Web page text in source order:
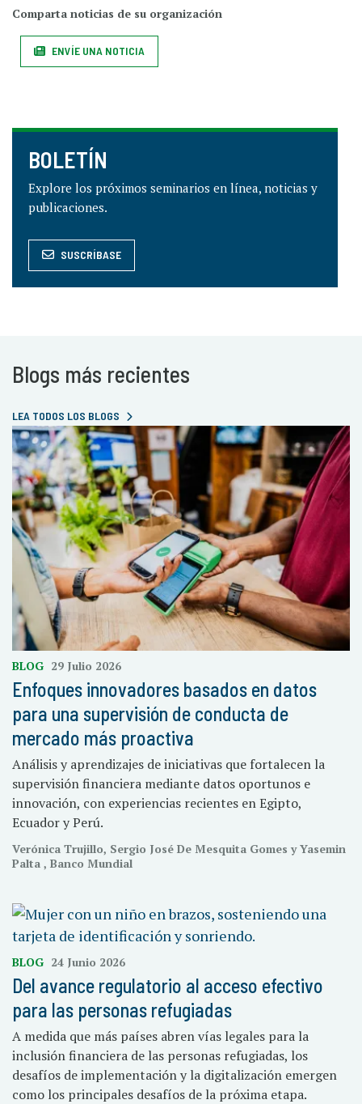
Comparta noticias de su organización
ENVÍE UNA NOTICIA
BOLETÍN
Explore los próximos seminarios en línea, noticias y
publicaciones.
SUSCRÍBASE
Blogs más recientes
LEA TODOS LOS BLOGS
BLOG 29 Julio 2026
Enfoques innovadores basados en datos
para una supervisión de conducta de
mercado más proactiva
Análisis y aprendizajes de iniciativas que fortalecen la
supervisión financiera mediante datos oportunos e
innovación, con experiencias recientes en Egipto,
Ecuador y Perú.
Verónica Trujillo, Sergio José De Mesquita Gomes y Yasemin
Palta , Banco Mundial
BLOG 24 Junio 2026
Del avance regulatorio al acceso efectivo
para las personas refugiadas
A medida que más países abren vías legales para la
inclusión financiera de las personas refugiadas, los
desafíos de implementación y la digitalización emergen
como los principales desafíos de la próxima etapa.